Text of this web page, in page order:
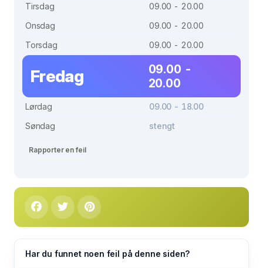
Tirsdag
09.00 - 20.00
Onsdag
09.00 - 20.00
Torsdag
09.00 - 20.00
Fredag
09.00 -
20.00
Lørdag
09.00 - 18.00
Søndag
stengt
Rapporter en feil
Har du funnet noen feil på denne siden?